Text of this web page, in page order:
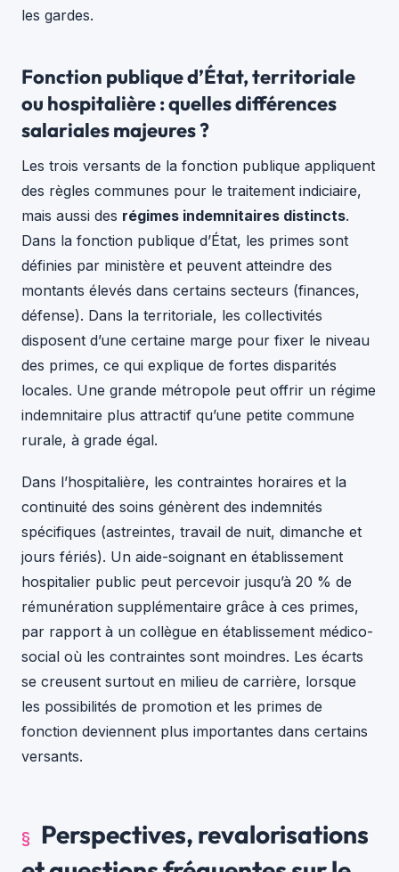
les gardes.
Fonction publique d’État, territoriale
ou hospitalière : quelles différences
salariales majeures ?
Les trois versants de la fonction publique appliquent
des règles communes pour le traitement indiciaire,
mais aussi des régimes indemnitaires distincts.
Dans la fonction publique d’État, les primes sont
définies par ministère et peuvent atteindre des
montants élevés dans certains secteurs (finances,
défense). Dans la territoriale, les collectivités
disposent d’une certaine marge pour fixer le niveau
des primes, ce qui explique de fortes disparités
locales. Une grande métropole peut offrir un régime
indemnitaire plus attractif qu’une petite commune
rurale, à grade égal.
Dans l’hospitalière, les contraintes horaires et la
continuité des soins génèrent des indemnités
spécifiques (astreintes, travail de nuit, dimanche et
jours fériés). Un aide-soignant en établissement
hospitalier public peut percevoir jusqu’à 20 % de
rémunération supplémentaire grâce à ces primes,
par rapport à un collègue en établissement médico-
social où les contraintes sont moindres. Les écarts
se creusent surtout en milieu de carrière, lorsque
les possibilités de promotion et les primes de
fonction deviennent plus importantes dans certains
versants.
Perspectives, revalorisations